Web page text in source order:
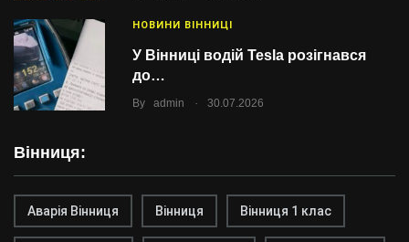
НОВИНИ ВІННИЦІ
У Вінниці водій Tesla розігнався
до…
By admin . 30.07.2026
Вінниця:
Аварія Вінниця Вінниця Вінниця 1 клас